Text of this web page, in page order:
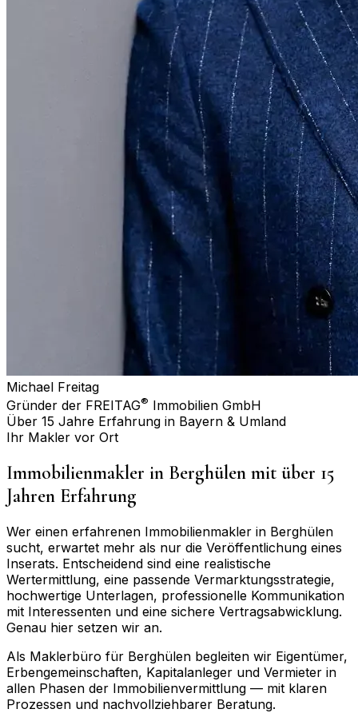
Michael Freitag
Gründer der FREITAG® Immobilien GmbH
Über 15 Jahre Erfahrung in Bayern & Umland
Ihr Makler vor Ort
Immobilienmakler in Berghülen mit über 15
Jahren Erfahrung
Wer einen erfahrenen Immobilienmakler in Berghülen
sucht, erwartet mehr als nur die Veröffentlichung eines
Inserats. Entscheidend sind eine realistische
Wertermittlung, eine passende Vermarktungsstrategie,
hochwertige Unterlagen, professionelle Kommunikation
mit Interessenten und eine sichere Vertragsabwicklung.
Genau hier setzen wir an.
Als Maklerbüro für Berghülen begleiten wir Eigentümer,
Erbengemeinschaften, Kapitalanleger und Vermieter in
allen Phasen der Immobilienvermittlung — mit klaren
Prozessen und nachvollziehbarer Beratung.